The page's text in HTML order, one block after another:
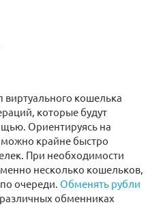
виртуального кошелька
которые будут
Ориентируясь на
крайне быстро
При необходимости
несколько кошельков,
очереди. Обменять рубли
обменниках